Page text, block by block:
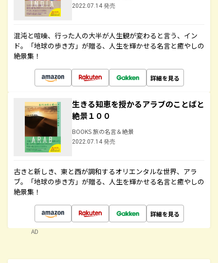
2022.07.14 発売
混沌と喧噪、行った人の大半が人生観が変わると言う、イン
ド。「地球の歩き方」が贈る、人生を輝かせる名言と癒やしの
絶景集！
詳細を見る
生きる知恵を授かるアラブのことばと
絶景１００
BOOKS 旅の名言＆絶景
2022.07.14 発売
古きと新しき、東と西が調和するオリエンタルな世界、アラ
ブ。「地球の歩き方」が贈る、人生を輝かせる名言と癒やしの
絶景集！
詳細を見る
AD